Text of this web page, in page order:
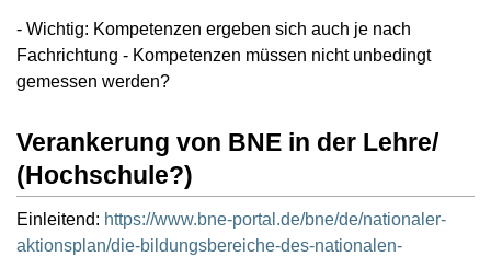
- Wichtig: Kompetenzen ergeben sich auch je nach
Fachrichtung - Kompetenzen müssen nicht unbedingt
gemessen werden?
Verankerung von BNE in der Lehre/
(Hochschule?)
Einleitend: https://www.bne-portal.de/bne/de/nationaler-
aktionsplan/die-bildungsbereiche-des-nationalen-